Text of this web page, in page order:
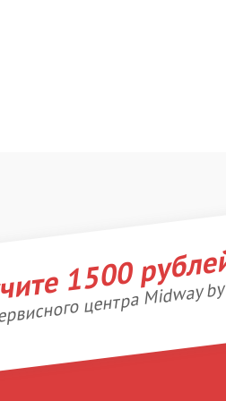
1500
центра Midway